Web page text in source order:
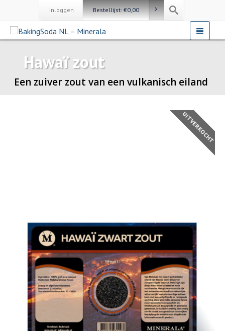
Inloggen Bestellijst:€0,00
Hawaï zout
Een zuiver zout van een vulkanisch eiland
UITVERKOCHT